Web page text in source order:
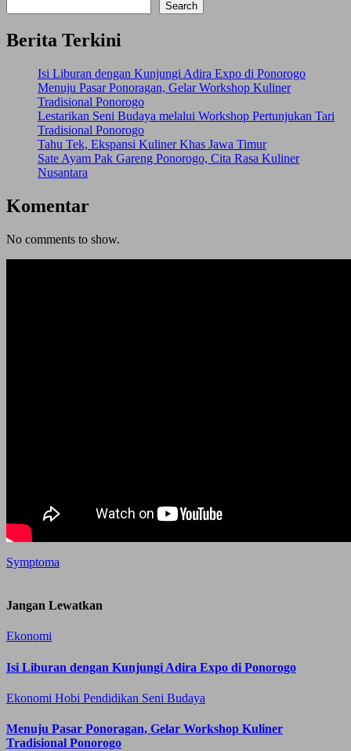
Search
Berita Terkini
Isi Liburan dengan Kunjungi Adira Expo di Ponorogo
Menuju Pasar Ponoragan, Gelar Workshop Kuliner
Tradisional Ponorogo
Lestarikan Seni Budaya melalui Workshop Pertunjukan Tari
Tradisional Ponorogo
Tahu Tek, Ekspansi Kuliner Khas Jawa Timur
Sate Ayam Pak Gareng Ponorogo, Cita Rasa Kuliner
Nusantara
Komentar
No comments to show.
Symptoma
Jangan Lewatkan
Ekonomi
Isi Liburan dengan Kunjungi Adira Expo di Ponorogo
Ekonomi Hobi Pendidikan Seni Budaya
Menuju Pasar Ponoragan, Gelar Workshop Kuliner
Tradisional Ponorogo